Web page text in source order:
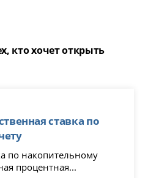
кто хочет открыть
ставка по
по накопительному
процентная...